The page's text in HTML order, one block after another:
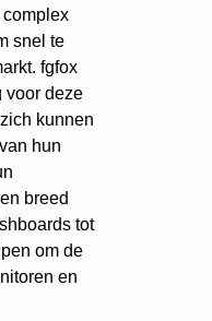
snel te
fgfox
voor deze
kunnen
hun
breed
tot
om de
en